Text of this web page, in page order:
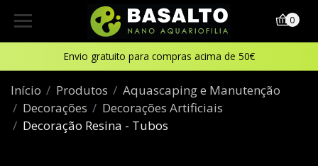
Envio gratuito para compras acima de 50€
0
Início Produtos
Aquascaping e Manutenção
Decorações
Decorações Artificiais
Decoração Resina - Tubos